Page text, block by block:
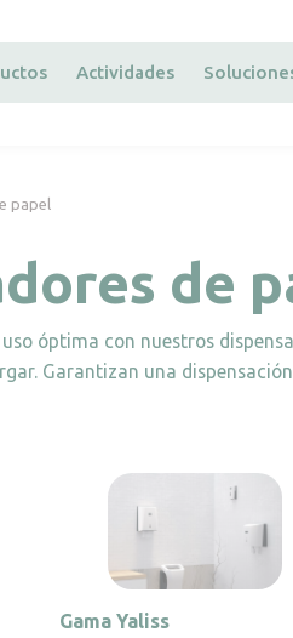
Actividades
papel
de
óptima con nuestros
Garantizan una
Gama Yaliss